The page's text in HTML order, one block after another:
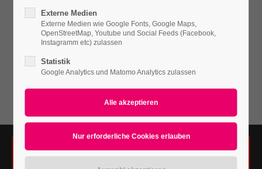
Passwort
Anmelden
Lost your password?
Support
Lorem ipsum dolor sit amet:
Lorem ipsum dolor sit amet, consectetuer
adipiscing elit. Aenean commodo ligula eget
Das Laden von YouTube wurde nicht erlaubt. Bitte
Externe Medien
Externe Medien wie Google Fonts, Google Maps,
OpenStreetMap, Youtube und Social Feeds (Facebook,
Instagramm etc) zulassen
Statistik
Google Analytics und Matomo Analytics zulassen